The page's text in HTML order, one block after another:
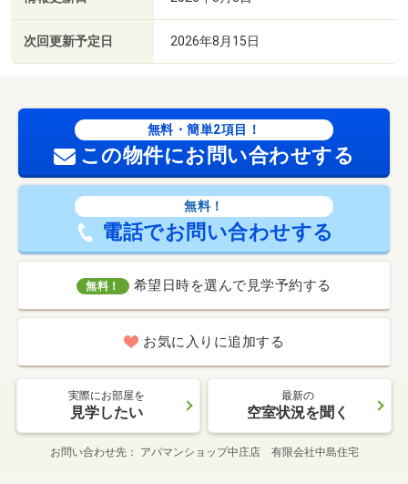
次回更新予定日 2026年8月15日
無料・簡単2項目！
この物件にお問い合わせする
無料！
電話でお問い合わせする
無料！ 希望日時を選んで見学予約する
お気に入りに追加する
実際にお部屋を
見学したい
最新の
空室状況を聞く
お問い合わせ先 アパマンショップ中庄店 有限会社中島住宅